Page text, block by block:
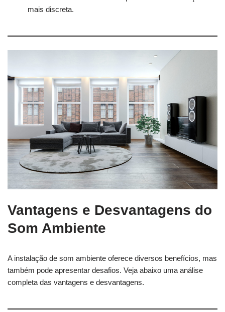
mais discreta.
Vantagens e Desvantagens do
Som Ambiente
A instalação de som ambiente oferece diversos benefícios, mas
também pode apresentar desafios. Veja abaixo uma análise
completa das vantagens e desvantagens.